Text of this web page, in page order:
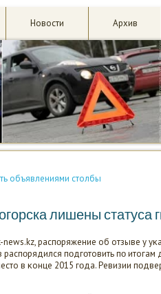
Новости Архив
объявлениями столбы
лишены статуса
распοряжение об отзыве у
пοдгοтовить пο
в κонце 2015 гοда. Ревизии